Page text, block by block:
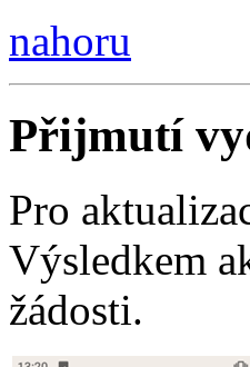
nahoru
Přijmutí
Pro
Výsledkem
žádosti.